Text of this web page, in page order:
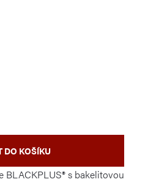
DO KOŠÍKU
BLACKPLUS® s bakelitovou